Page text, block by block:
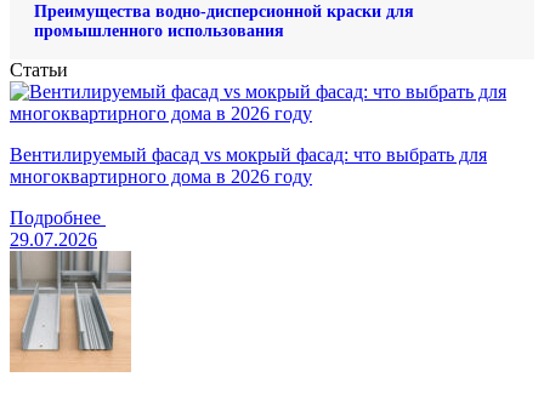
Преимущества водно-дисперсионной краски для
промышленного использования
Статьи
Вентилируемый фасад vs мокрый фасад: что выбрать для
многоквартирного дома в 2026 году
Подробнее
29.07.2026